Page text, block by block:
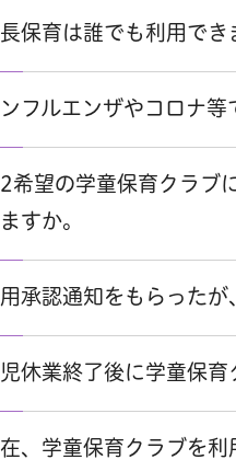
保育は誰でも利用でき
フルエンザやコロナ
希望の学童保育クラブ
すか。
承認通知をもらったが
休業終了後に学童保育
、学童保育クラブを